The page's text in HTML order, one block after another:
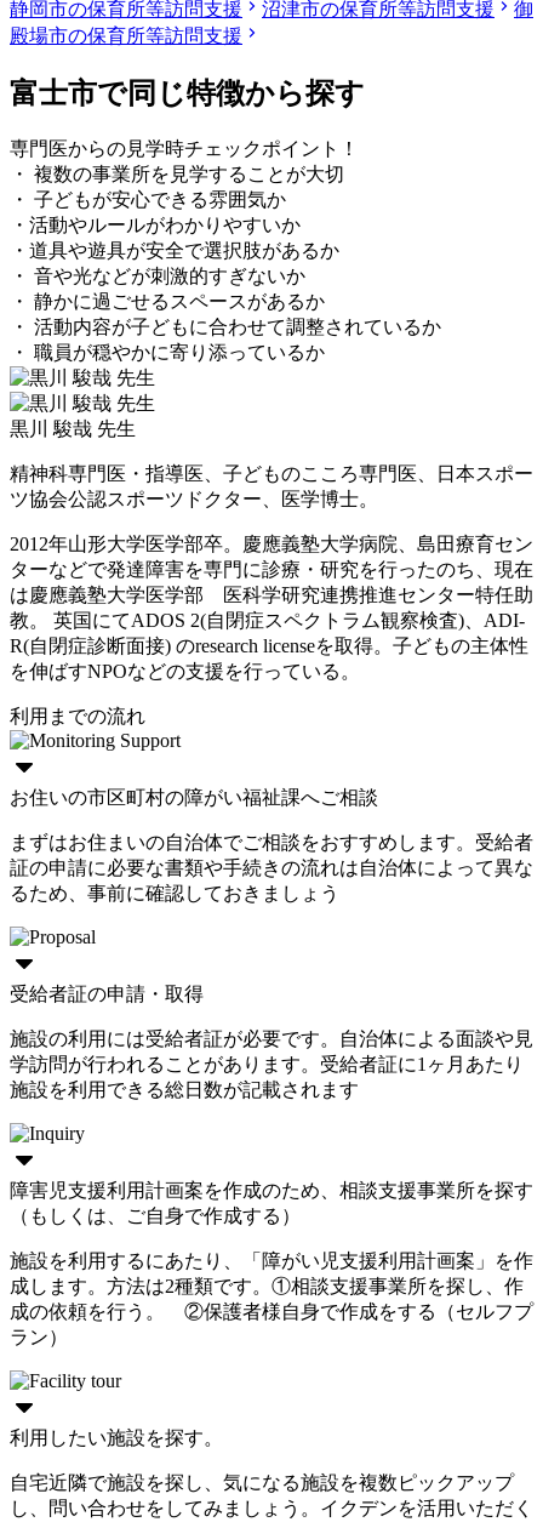
静岡市の保育所等訪問支援 沼津市の保育所等訪問支援
御
殿場市の保育所等訪問支援
富士市で同じ特徴から探す
専門医からの見学時チェックポイント！
・ 複数の事業所を見学することが大切
・ 子どもが安心できる雰囲気か
・活動やルールがわかりやすいか
・道具や遊具が安全で選択肢があるか
・ 音や光などが刺激的すぎないか
・ 静かに過ごせるスペースがあるか
・ 活動内容が子どもに合わせて調整されているか
・ 職員が穏やかに寄り添っているか
黒川 駿哉 先生
精神科専門医・指導医、子どものこころ専門医、日本スポー
ツ協会公認スポーツドクター、医学博士。
2012年山形大学医学部卒。慶應義塾大学病院、島田療育セン
ターなどで発達障害を専門に診療・研究を行ったのち、現在
は慶應義塾大学医学部 医科学研究連携推進センター特任助
教。 英国にてADOS 2(自閉症スペクトラム観察検査)、ADI-
R(自閉症診断面接) のresearch licenseを取得。子どもの主体性
を伸ばすNPOなどの支援を行っている。
利用までの流れ
お住いの市区町村の障がい福祉課へご相談
まずはお住まいの自治体でご相談をおすすめします。受給者
証の申請に必要な書類や手続きの流れは自治体によって異な
るため、事前に確認しておきましょう
受給者証の申請・取得
施設の利用には受給者証が必要です。自治体による面談や見
学訪問が行われることがあります。受給者証に1ヶ月あたり
施設を利用できる総日数が記載されます
障害児支援利用計画案を作成のため、相談支援事業所を探す
（もしくは、ご自身で作成する）
施設を利用するにあたり、「障がい児支援利用計画案」を作
成します。方法は2種類です。①相談支援事業所を探し、作
成の依頼を行う。 ②保護者様自身で作成をする（セルフプ
ラン）
利用したい施設を探す。
自宅近隣で施設を探し、気になる施設を複数ピックアップ
し、問い合わせをしてみましょう。イクデンを活用いただく